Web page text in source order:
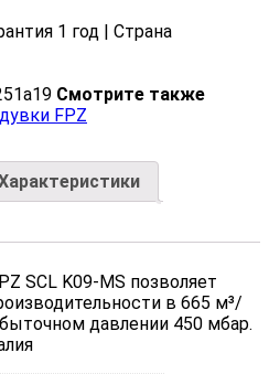
1 год | Страна
Смотрите также
FPZ
SCL K09-MS позволяет
в 665 м³/
давлении 450 мбар.